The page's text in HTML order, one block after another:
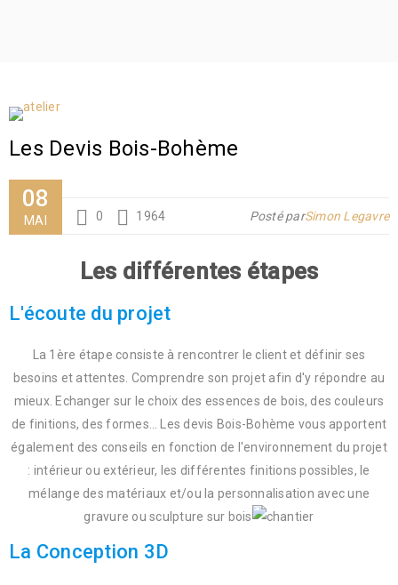
Les Devis Bois-Bohème
08
MAI 0 1964 Posté parSimon Legavre
Les différentes étapes
L'écoute du projet
La 1ère étape consiste à rencontrer le client et définir ses
besoins et attentes. Comprendre son projet afin d'y répondre au
mieux. Echanger sur le choix des essences de bois, des couleurs
de finitions, des formes… Les devis Bois-Bohème vous apportent
également des conseils en fonction de l'environnement du projet
: intérieur ou extérieur, les différentes finitions possibles, le
mélange des matériaux et/ou la personnalisation avec une
gravure ou sculpture sur bois
La Conception 3D